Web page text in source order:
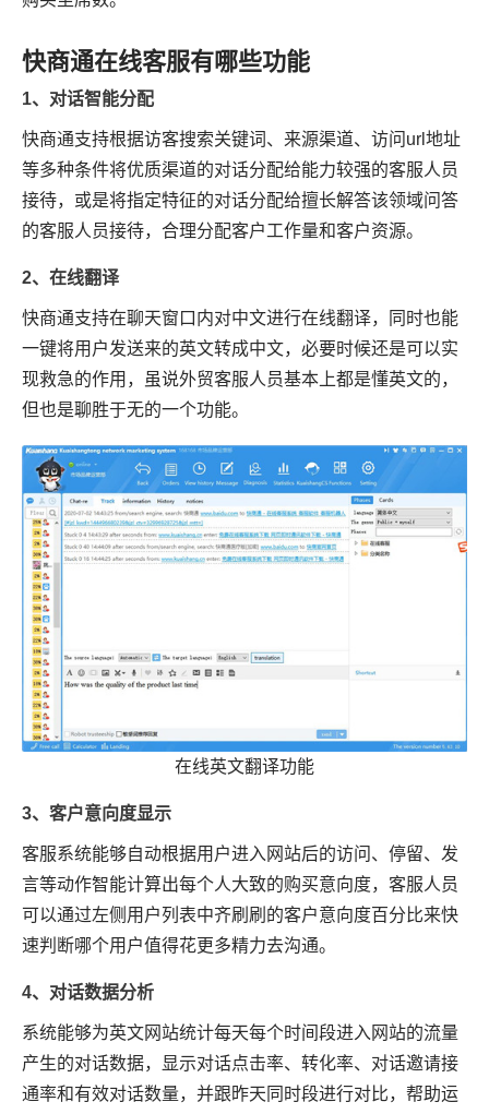
快商通在线客服有哪些功能
1、对话智能分配
快商通支持根据访客搜索关键词、来源渠道、访问url地址
等多种条件将优质渠道的对话分配给能力较强的客服人员
接待，或是将指定特征的对话分配给擅长解答该领域问答
的客服人员接待，合理分配客户工作量和客户资源。
2、在线翻译
快商通支持在聊天窗口内对中文进行在线翻译，同时也能
一键将用户发送来的英文转成中文，必要时候还是可以实
现救急的作用，虽说外贸客服人员基本上都是懂英文的，
但也是聊胜于无的一个功能。
在线英文翻译功能
3、客户意向度显示
客服系统能够自动根据用户进入网站后的访问、停留、发
言等动作智能计算出每个人大致的购买意向度，客服人员
可以通过左侧用户列表中齐刷刷的客户意向度百分比来快
速判断哪个用户值得花更多精力去沟通。
4、对话数据分析
系统能够为英文网站统计每天每个时间段进入网站的流量
产生的对话数据，显示对话点击率、转化率、对话邀请接
通率和有效对话数量，并跟昨天同时段进行对比，帮助运